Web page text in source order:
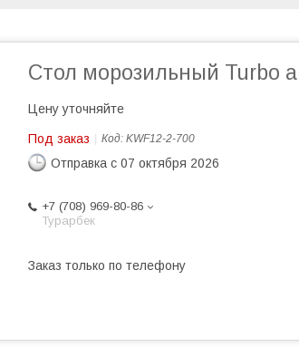
Стол морозильный Turbo
Цену уточняйте
Под заказ Код: KWF12-2-700
Отправка с 07 октября 2026
+7 (708) 969-80-86
Турарбек
Заказ только по телефону